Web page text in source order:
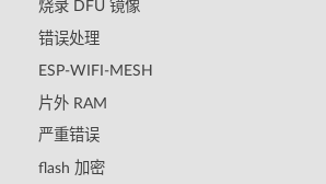
烧录 DFU 镜像
错误处理
ESP-WIFI-MESH
片外 RAM
严重错误
flash 加密